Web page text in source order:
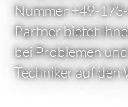
Nummer +49-
Partner bietet
bei Problemen
Techniker auf den